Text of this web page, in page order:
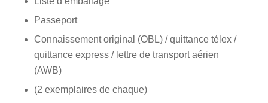
Passeport
Connaissement original (OBL) / quittance télex /
quittance express / lettre de transport aérien
(AWB)
(2 exemplaires de chaque)